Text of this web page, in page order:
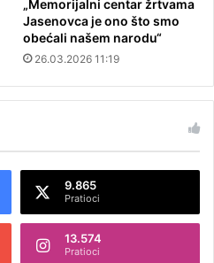
„Memorijalni centar žrtvama
Jasenovca je ono što smo
obećali našem narodu“
26.03.2026 11:19
9.865
Pratioci
13.574
Pratioci